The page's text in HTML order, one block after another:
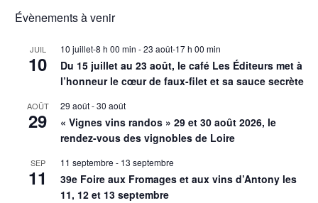
Évènements à venir
JUIL
10
10 juillet-8 h 00 min -23 août-17 h 00 min
Du 15 juillet au 23 août, le café Les Éditeurs met à
l’honneur le cœur de faux-filet et sa sauce secrète
AOÛT
29
29 août-30 août
« Vignes vins randos » 29 et 30 août 2026, le
rendez-vous des vignobles de Loire
SEP
11
11 septembre - 13 septembre
39e Foire aux Fromages et aux vins d’Antony les
11, 12 et 13 septembre